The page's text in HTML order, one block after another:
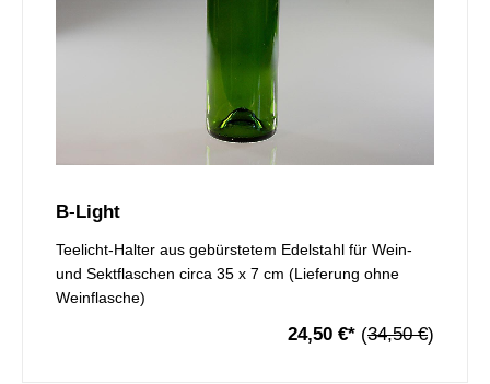
B-Light
Teelicht-Halter aus gebürstetem Edelstahl für Wein-
und Sektflaschen circa 35 x 7 cm (Lieferung ohne
Weinflasche)
24,50 €* (34,50 €)